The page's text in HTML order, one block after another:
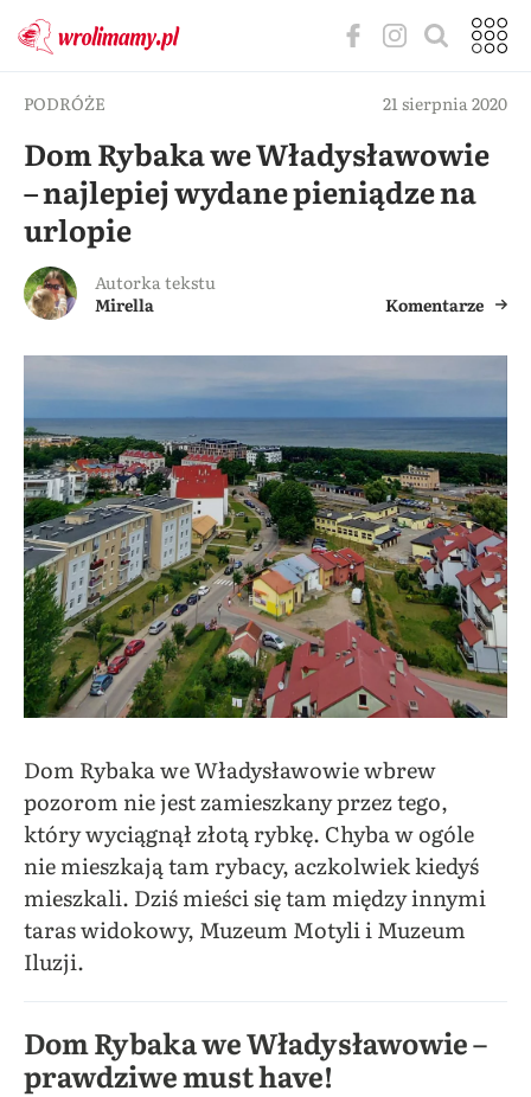
PODRÓŻE 21 sierpnia 2020
Dom Rybaka we Władysławowie
– najlepiej wydane pieniądze na
urlopie
Autorka tekstu
Mirella
Komentarze
Dom Rybaka we Władysławowie wbrew
pozorom nie jest zamieszkany przez tego,
który wyciągnął złotą rybkę. Chyba w ogóle
nie mieszkają tam rybacy, aczkolwiek kiedyś
mieszkali. Dziś mieści się tam między innymi
taras widokowy, Muzeum Motyli i Muzeum
Iluzji.
Dom Rybaka we Władysławowie –
prawdziwe must have!